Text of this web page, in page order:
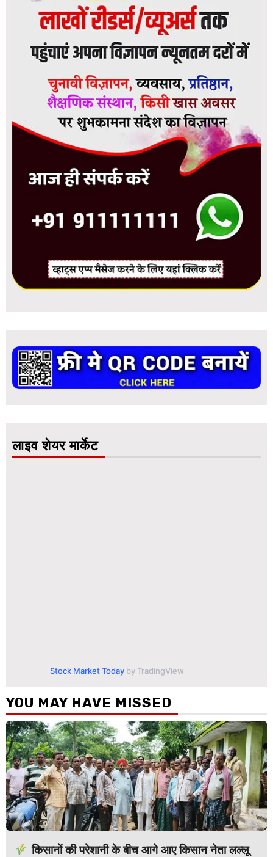
लाइव शेयर मार्केट
Stock Market Today by TradingView
YOU MAY HAVE MISSED
किसानों की परेशानी के बीच आगे आए किसान नेता लल्लू